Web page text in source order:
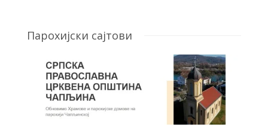
Парохијски сајтови